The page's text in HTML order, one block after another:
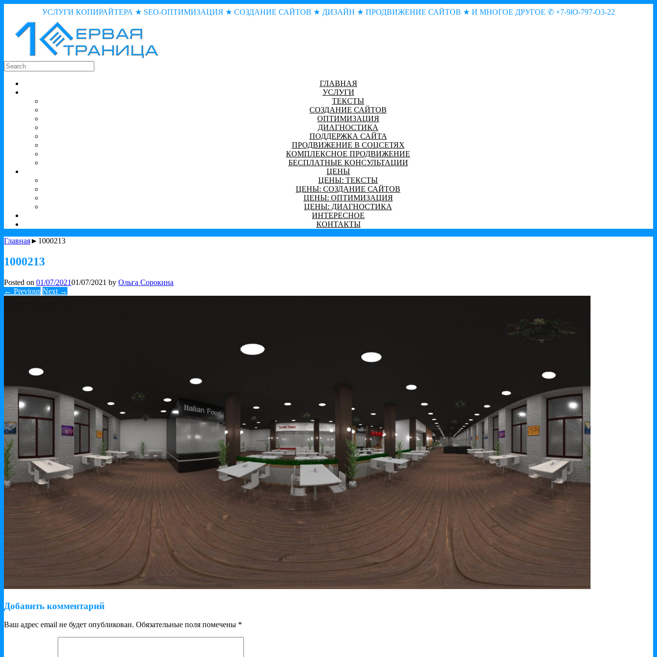
УСЛУГИ КОПИРАЙТЕРА ★ SEO-ОПТИМИЗАЦИЯ ★ СОЗДАНИЕ САЙТОВ ★ ДИЗАЙН ★ ПРОДВИЖЕНИЕ САЙТОВ ★ И МНОГОЕ ДРУГОЕ ✆ +7-9lO-797-O3-22
ГЛАВНАЯ
УСЛУГИ
ТЕКСТЫ
СОЗДАНИЕ САЙТОВ
ОПТИМИЗАЦИЯ
ДИАГНОСТИКА
ПОДДЕРЖКА САЙТА
ПРОДВИЖЕНИЕ В СОЦСЕТЯХ
КОМПЛЕКСНОЕ ПРОДВИЖЕНИЕ
БЕСПЛАТНЫЕ КОНСУЛЬТАЦИИ
ЦЕНЫ
ЦЕНЫ: ТЕКСТЫ
ЦЕНЫ: СОЗДАНИЕ САЙТОВ
ЦЕНЫ: ОПТИМИЗАЦИЯ
ЦЕНЫ: ДИАГНОСТИКА
ИНТЕРЕСНОЕ
КОНТАКТЫ
Главная►1000213
1000213
Posted on 01/07/202101/07/2021 by Ольга Сорокина
← Previous Next →
Добавить комментарий
Ваш адрес email не будет опубликован. Обязательные поля помечены *